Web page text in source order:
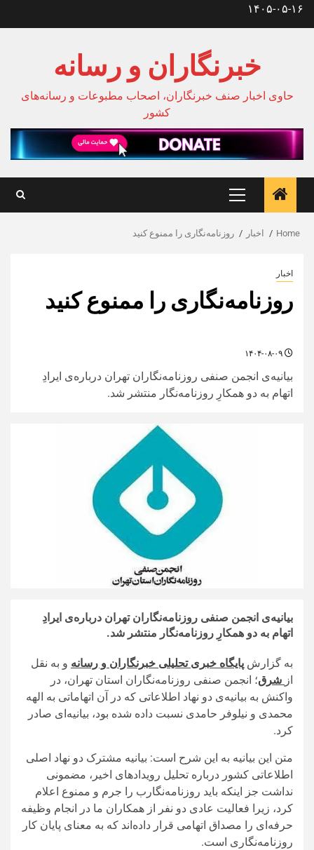
Skip۱۴۰۵-۰۵-۱۶
خبرنگاران و رسانه
حاوی اخبار صنف خبرنگاران، اصحاب مطبوعات و رسانه‌های
کشور
Primary
Menu
Home اخبار روزنامه‌نگاری را ممنوع کنید
اخبار
روزنامه‌نگاری را ممنوع کنید
بیانیه‌ی انجمن صنفی روزنامه‌نگاران تهران درباره‌ی ایرادِ
اتهام به دو همکارِ روزنامه‌نگار منتشر شد.
بیانیه‌ی انجمن صنفی روزنامه‌نگاران تهران درباره‌ی ایرادِ
اتهام به دو همکارِ روزنامه‌نگار منتشر شد.
به گزارش پایگاه خبری تحلیلی خبرنگاران و رسانه و به نقل
از شرق؛ انجمن صنفی روزنامه‌نگاران استان تهران، در
واکنش به بیانیه‌ی دو نهاد اطلاعاتی که در آن اتهاماتی به الهه
محمدی و نیلوفر حامدی نسبت داده شده بود، بیانیه‌ای صادر
کرد.
متن این بیانیه به این شرح است: بیانیه مشترک دو نهاد اصلی
اطلاعاتی کشور درباره تحلیل رویدادهای اخیر، مضمونی
نداشت جز اینکه باید روزنامه‌نگارب را جرم و ممنوع اعلام
کرد، زیرا فعالیت عادی دو نفر از همکاران ما در انجام وظیفه
حرفه‌ای را مصداق اتهامی قرار داده‌اند که به معنای پایان کار
روزنامه‌نگاری است.